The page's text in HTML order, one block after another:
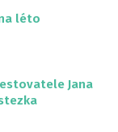
léto
Jana